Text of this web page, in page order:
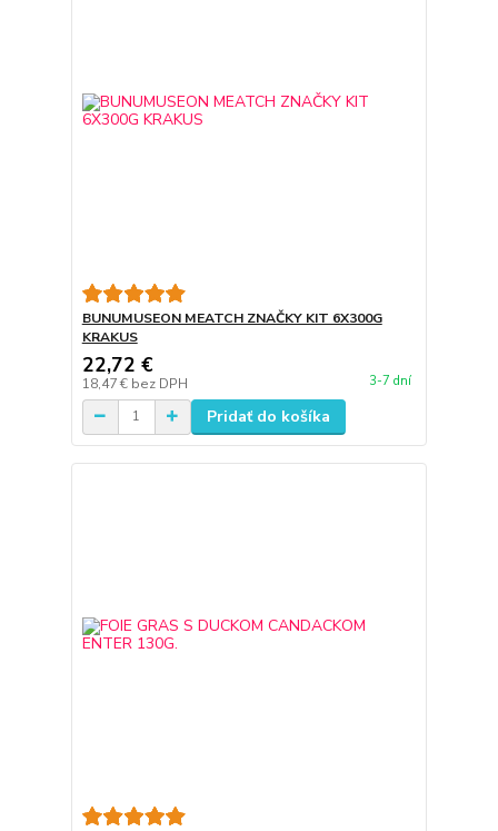
BUNUMUSEON MEATCH ZNAČKY KIT 6X300G
KRAKUS
22,72 €
18,47 € bez DPH 3-7 dní
Pridať do košíka